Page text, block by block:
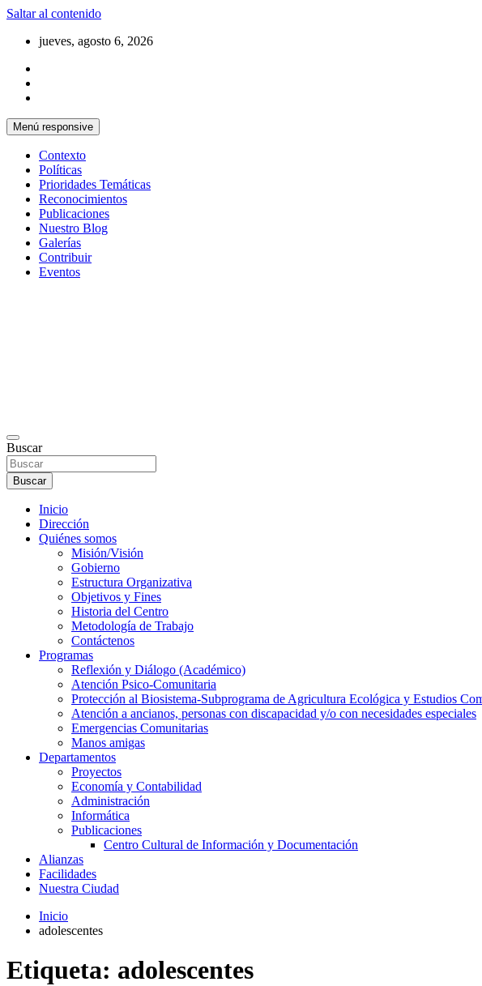
Saltar al contenido
jueves, agosto 6, 2026
Menú responsive
Contexto
Políticas
Prioridades Temáticas
Reconocimientos
Publicaciones
Nuestro Blog
Galerías
Contribuir
Eventos
Buscar
Buscar
Inicio
Dirección
Quiénes somos
Misión/Visión
Gobierno
Estructura Organizativa
Objetivos y Fines
Historia del Centro
Metodología de Trabajo
Contáctenos
Programas
Reflexión y Diálogo (Académico)
Atención Psico-Comunitaria
Protección al Biosistema-Subprograma de Agricultura Ecológica y Estudios
Atención a ancianos, personas con discapacidad y/o con necesidades especiales
Emergencias Comunitarias
Manos amigas
Departamentos
Proyectos
Economía y Contabilidad
Administración
Informática
Publicaciones
Centro Cultural de Información y Documentación
Alianzas
Facilidades
Nuestra Ciudad
Inicio
adolescentes
Etiqueta: adolescentes